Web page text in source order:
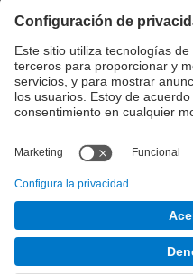
© UPCEscuela Técnica
Canales y Puertos de
Mapa del
Aviso legal